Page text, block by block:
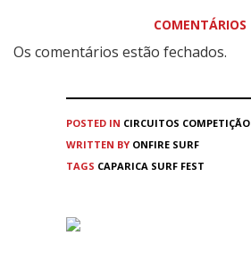
COMENTÁRIOS
Os comentários estão fechados.
POSTED IN CIRCUITOS COMPETIÇÃO
WRITTEN BY ONFIRE SURF
TAGS CAPARICA SURF FEST